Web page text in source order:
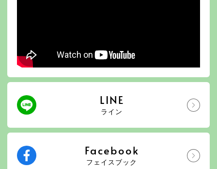
LINE
ライン
Facebook
フェイスブック